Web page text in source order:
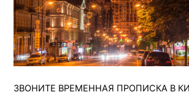
ЗВОНИТЕ ВРЕМЕННАЯ ПРОПИСКА В